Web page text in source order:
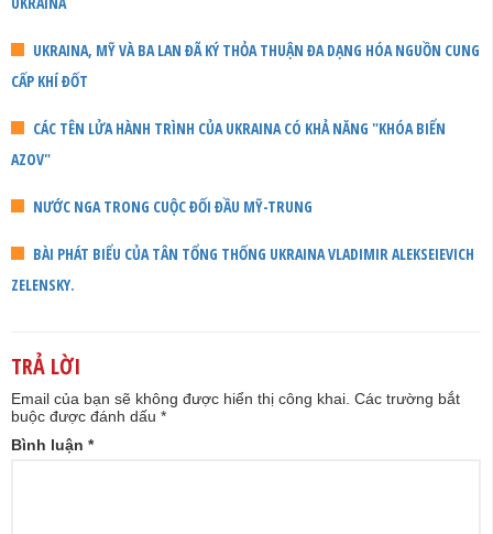
UKRAINA, MỸ VÀ BA LAN ĐÃ KÝ THỎA THUẬN ĐA DẠNG HÓA NGUỒN CUNG
CẤP KHÍ ĐỐT
CÁC TÊN LỬA HÀNH TRÌNH CỦA UKRAINA CÓ KHẢ NĂNG "KHÓA BIỂN
AZOV"
NƯỚC NGA TRONG CUỘC ĐỐI ĐẦU MỸ-TRUNG
BÀI PHÁT BIỂU CỦA TÂN TỔNG THỐNG UKRAINA VLADIMIR ALEKSEIEVICH
ZELENSKY.
TRẢ LỜI
Email của bạn sẽ không được hiển thị công khai. Các trường bắt
buộc được đánh dấu *
Bình luận *